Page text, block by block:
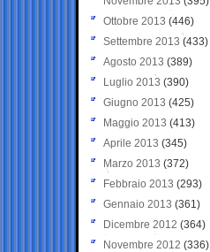
Ottobre 2013 (446)
Settembre 2013 (433)
Agosto 2013 (389)
Luglio 2013 (390)
Giugno 2013 (425)
Maggio 2013 (413)
Aprile 2013 (345)
Marzo 2013 (372)
Febbraio 2013 (293)
Gennaio 2013 (361)
Dicembre 2012 (364)
Novembre 2012 (336)